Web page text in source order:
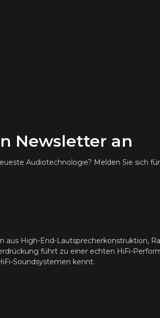
Newsletter an
Audiotechnologie? Melden Sie sich
aus High-End-Lautsprecherkonstruktion,
führt zu einer echten HiFi-
Soundsystemen kennt.